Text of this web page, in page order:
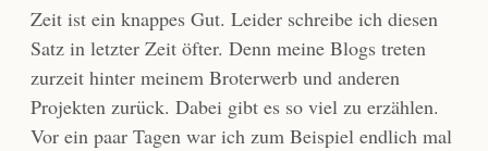
Zeit ist ein knappes Gut. Leider schreibe ich diesen
Satz in letzter Zeit öfter. Denn meine Blogs treten
zurzeit hinter meinem Broterwerb und anderen
Projekten zurück. Dabei gibt es so viel zu erzählen.
Vor ein paar Tagen war ich zum Beispiel endlich mal